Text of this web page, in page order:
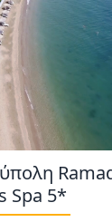
Spa 5*